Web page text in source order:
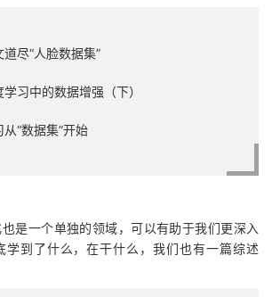
道尽“人脸数据集”
学习中的数据增强（下）
从“数据集”开始
是一个单独的领域，可以有助于我们更深入
学到了什么，在干什么，我们也有一篇综述